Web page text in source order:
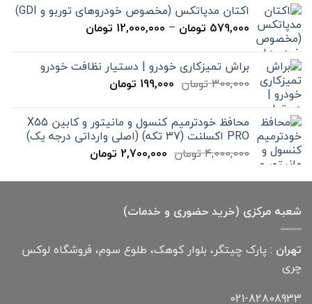
تا
20,000 تومان
اکتان مدپاتکس (مخصوص خودروهای توربو و GDI)
579,000 تومان –
12,000,000 تومان
تا
براش تمیزکاری خودرو | دستیار نظافت خودرو
300,000تومان قیمت
بود.
199,000 تومانقیمت
199,000 تومان
است. محافظ خودترمیم کنسول و مانیتور و کابین X55
PRO اکسلنت (37 تکه) (اصلی وارداتی درجه یک)
4,000,000تومان قیمت
4,000,000 تومان
2,700,000 تومانقیمت
2,700,000 تومان
شعبه مرکزی (خرید حضوری و خدمات)
تهران : پارک چیتگر، بلوار کوهک، طلوع سوم، فروشگاه لوکس
چری
021-82808933